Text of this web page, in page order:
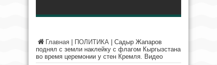
Главная ПОЛИТИКА
Садыр Жапаров
поднял с земли наклейку с флагом Кыргызстана
во время церемонии у стен Кремля. Видео